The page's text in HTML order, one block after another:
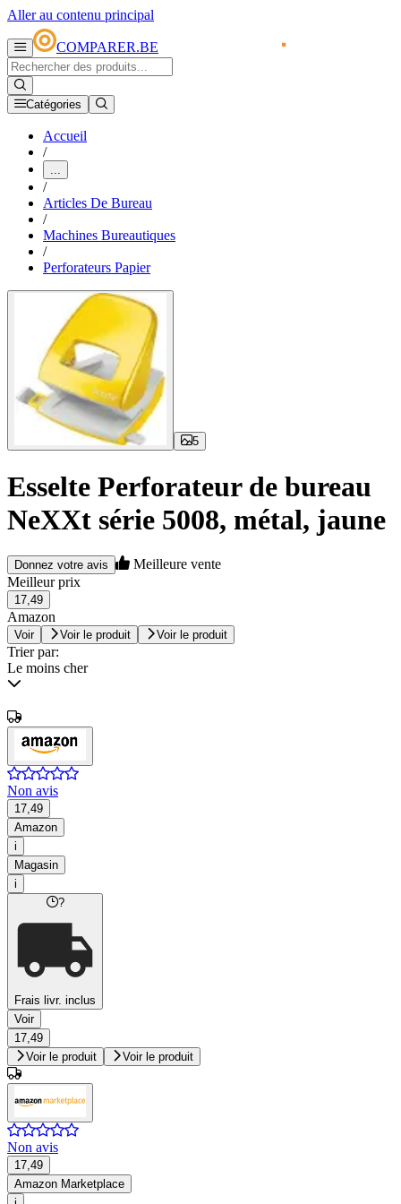
Aller au contenu principal
COMPARER.BE
Catégories
Accueil
/
...
/
Articles De Bureau
/
Machines Bureautiques
/
Perforateurs Papier
5
Esselte Perforateur de bureau
NeXXt série 5008, métal, jaune
Donnez votre avis
Meilleure vente
Meilleur prix
17,49
Amazon
Voir Voir le produit Voir le produit
Trier par:
Le moins cher
Non avis
17,49
Amazon
i
Magasin
i
?
Frais livr. inclus
Voir
17,49
Voir le produit
Voir le produit
Non avis
17,49
Amazon Marketplace